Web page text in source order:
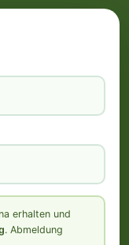
erhalten und
. Abmeldung